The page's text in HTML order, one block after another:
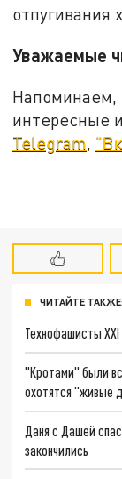
отпугивания
Уважаемые
Напоминаем,
интересные
Telegram,
ЧИТАЙТЕ
Технофашисты XXI
"Кротами" были
охотятся "живые
Даня с Дашей
закончились